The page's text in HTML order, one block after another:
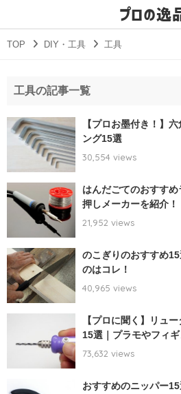
プロの逸
TOP DIY・工具 工具
工具の記事一覧
【プロお墨付き！】
ング15選
30,554 views
はんだごてのおすす
押しメーカーを紹介！
21,952 views
のこぎりのおすすめ
のはコレ！
40,965 views
【プロに聞く】リュ
15選｜プラモやフィギ
73,632 views
おすすめのニッパー